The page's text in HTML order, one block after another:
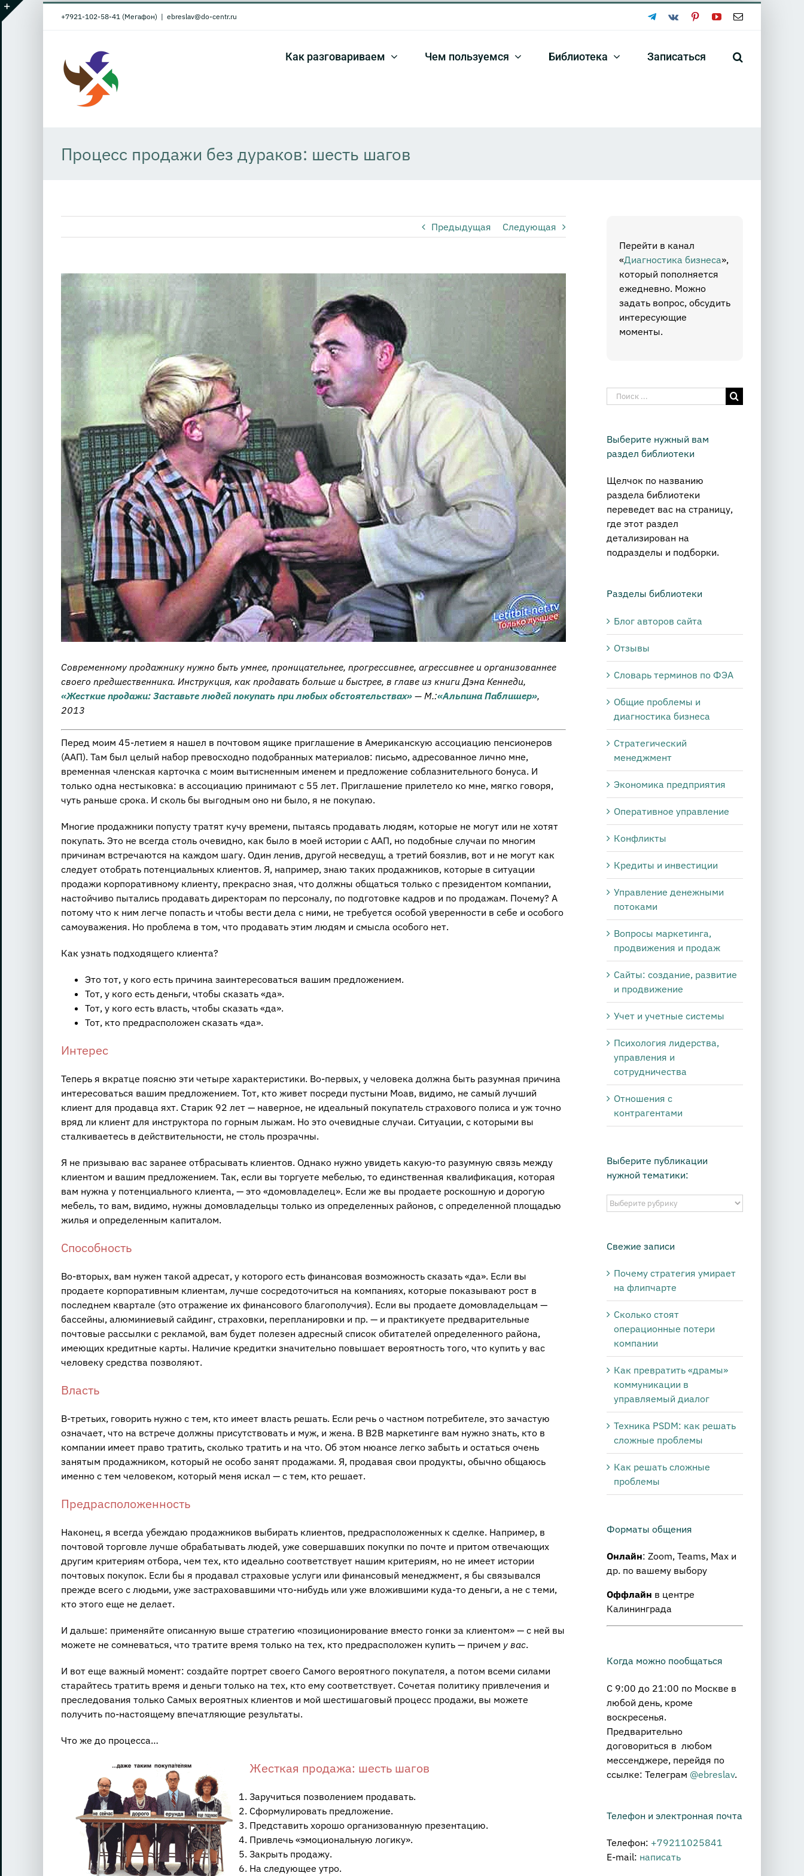
Skip
to
+7921-102-58-41 (Мегафон) | ebreslav@do-centr.ru Telegram
Vk PinterestYouTubeEmail
Как разговариваем Чем пользуемся Библиотека Записаться
Процесс продажи без дураков: шесть шагов
Предыдущая Следующая
View
Larger
Image
Современному продажнику нужно быть умнее, проницательнее, прогрессивнее, агрессивнее и организованнее
своего предшественника. Инструкция, как продавать больше и быстрее, в главе из книги Дэна Кеннеди,
«Жесткие продажи: Заставьте людей покупать при любых обстоятельствах» — М.:«Альпина Паблишер»,
2013
Перед моим 45-летием я нашел в почтовом ящике приглашение в Американскую ассоциацию пенсионеров
(ААП). Там был целый набор превосходно подобранных материалов: письмо, адресованное лично мне,
временная членская карточка с моим вытисненным именем и предложение соблазнительного бонуса. И
только одна нестыковка: в ассоциацию принимают с 55 лет. Приглашение прилетело ко мне, мягко говоря,
чуть раньше срока. И сколь бы выгодным оно ни было, я не покупаю.
Многие продажники попусту тратят кучу времени, пытаясь продавать людям, которые не могут или не хотят
покупать. Это не всегда столь очевидно, как было в моей истории с ААП, но подобные случаи по многим
причинам встречаются на каждом шагу. Один ленив, другой несведущ, а третий боязлив, вот и не могут как
следует отобрать потенциальных клиентов. Я, например, знаю таких продажников, которые в ситуации
продажи корпоративному клиенту, прекрасно зная, что должны общаться только с президентом компании,
настойчиво пытались продавать директорам по персоналу, по подготовке кадров и по продажам. Почему? А
потому что к ним легче попасть и чтобы вести дела с ними, не требуется особой уверенности в себе и особого
самоуважения. Но проблема в том, что продавать этим людям и смысла особого нет.
Как узнать подходящего клиента?
Это тот, у кого есть причина заинтересоваться вашим предложением.
Тот, у кого есть деньги, чтобы сказать «да».
Тот, у кого есть власть, чтобы сказать «да».
Тот, кто предрасположен сказать «да».
Интерес
Теперь я вкратце поясню эти четыре характеристики. Во-первых, у человека должна быть разумная причина
интересоваться вашим предложением. Тот, кто живет посреди пустыни Моав, видимо, не самый лучший
клиент для продавца яхт. Старик 92 лет — наверное, не идеальный покупатель страхового полиса и уж точно
вряд ли клиент для инструктора по горным лыжам. Но это очевидные случаи. Ситуации, с которыми вы
сталкиваетесь в действительности, не столь прозрачны.
Я не призываю вас заранее отбрасывать клиентов. Однако нужно увидеть какую-то разумную связь между
клиентом и вашим предложением. Так, если вы торгуете мебелью, то единственная квалификация, которая
вам нужна у потенциального клиента, — это «домовладелец». Если же вы продаете роскошную и дорогую
мебель, то вам, видимо, нужны домовладельцы только из определенных районов, с определенной площадью
жилья и определенным капиталом.
Способность
Во-вторых, вам нужен такой адресат, у которого есть финансовая возможность сказать «да». Если вы
продаете корпоративным клиентам, лучше сосредоточиться на компаниях, которые показывают рост в
последнем квартале (это отражение их финансового благополучия). Если вы продаете домовладельцам —
бассейны, алюминиевый сайдинг, страховки, перепланировки и пр. — и практикуете предварительные
почтовые рассылки с рекламой, вам будет полезен адресный список обитателей определенного района,
имеющих кредитные карты. Наличие кредитки значительно повышает вероятность того, что купить у вас
человеку средства позволяют.
Власть
В-третьих, говорить нужно с тем, кто имеет власть решать. Если речь о частном потребителе, это зачастую
означает, что на встрече должны присутствовать и муж, и жена. В B2B маркетинге вам нужно знать, кто в
компании имеет право тратить, сколько тратить и на что. Об этом нюансе легко забыть и остаться очень
занятым продажником, который не особо занят продажами. Я, продавая свои продукты, обычно общаюсь
именно с тем человеком, который меня искал — с тем, кто решает.
Предрасположенность
Наконец, я всегда убеждаю продажников выбирать клиентов, предрасположенных к сделке. Например, в
почтовой торговле лучше обрабатывать людей, уже совершавших покупки по почте и притом отвечающих
другим критериям отбора, чем тех, кто идеально соответствует нашим критериям, но не имеет истории
почтовых покупок. Если бы я продавал страховые услуги или финансовый менеджмент, я бы связывался
прежде всего с людьми, уже застраховавшими что-нибудь или уже вложившими куда-то деньги, а не с теми,
кто этого еще не делает.
И дальше: применяйте описанную выше стратегию «позиционирование вместо гонки за клиентом» — с ней вы
можете не сомневаться, что тратите время только на тех, кто предрасположен купить — причем у вас.
И вот еще важный момент: создайте портрет своего Самого вероятного покупателя, а потом всеми силами
старайтесь тратить время и деньги только на тех, кто ему соответствует. Сочетая политику привлечения и
преследования только Самых вероятных клиентов и мой шестишаговый процесс продажи, вы можете
получить по-настоящему впечатляющие результаты.
Что же до процесса…
Жесткая продажа: шесть шагов
Заручиться позволением продавать.
Сформулировать предложение.
Представить хорошо организованную презентацию.
Привлечь «эмоциональную логику».
Закрыть продажу.
На следующее утро.
Перейти в канал
«Диагностика бизнеса»,
который пополняется
ежедневно. Можно
задать вопрос, обсудить
интересующие
моменты.
Результат
поиска:
Выберите нужный вам
раздел библиотеки
Щелчок по названию
раздела библиотеки
переведет вас на страницу,
где этот раздел
детализирован на
подразделы и подборки.
Разделы библиотеки
Блог авторов сайта
Отзывы
Словарь терминов по ФЭА
Общие проблемы и
диагностика бизнеса
Стратегический
менеджмент
Экономика предприятия
Оперативное управление
Конфликты
Кредиты и инвестиции
Управление денежными
потоками
Вопросы маркетинга,
продвижения и продаж
Сайты: создание, развитие
и продвижение
Учет и учетные системы
Психология лидерства,
управления и
сотрудничества
Отношения с
контрагентами
Выберите публикации
нужной тематики:
Выберите
публикации
тематики:
Свежие записи
Почему стратегия умирает
на флипчарте
Сколько стоят
операционные потери
компании
Как превратить «драмы»
коммуникации в
управляемый диалог
Техника PSDM: как решать
сложные проблемы
Как решать сложные
проблемы
Форматы общения
Онлайн: Zoom, Teams, Max и
др. по вашему выбору
Оффлайн в центре
Калининграда
Когда можно пообщаться
С 9:00 до 21:00 по Москве в
любой день, кроме
воскресенья.
Предварительно
договориться в любом
мессенджере, перейдя по
ссылке: Телеграм @ebreslav.
Телефон и электронная почта
Телефон: +79211025841
E-mail: написать